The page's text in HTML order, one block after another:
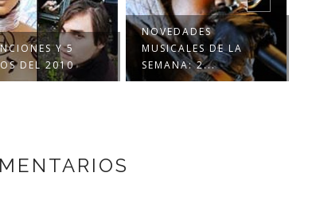
Y 5
DEL 2010
NOVEDADES
MUSICALES DE LA
SEMANA: 2...